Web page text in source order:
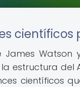
científicos
James Watson
estructura del
científicos